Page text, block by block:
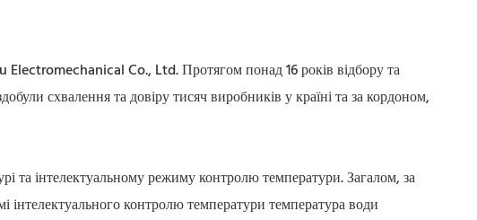
Co., Ltd. Протягом понад 16 років відбору та
схвалення та довіру тисяч виробників у країні та за кордоном,
та інтелектуальному режиму контролю температури. Загалом, за
контролю температури температура води